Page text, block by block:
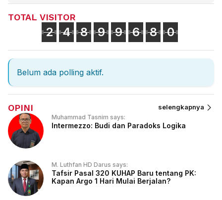
TOTAL VISITOR
2 4 8 9 9 6 8 0
Belum ada polling aktif.
OPINI selengkapnya
Muhammad Tasnim says:
Intermezzo: Budi dan Paradoks Logika
M. Luthfan HD Darus says:
Tafsir Pasal 320 KUHAP Baru tentang PK:
Kapan Argo 1 Hari Mulai Berjalan?